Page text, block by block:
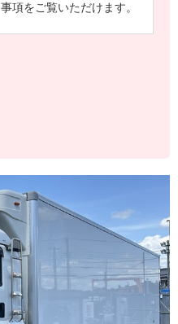
事項をご覧いただけます。